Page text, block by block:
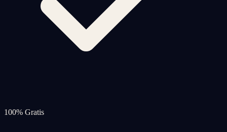
100% Gratis